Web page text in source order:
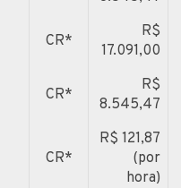
CR*
R$
17.091,00
CR*
R$
8.545,47
CR*
R$ 121,87
(por
hora)